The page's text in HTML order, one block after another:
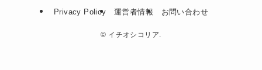
Privacy Policy 運営者情報 お問い合わせ
© イチオシコリア.